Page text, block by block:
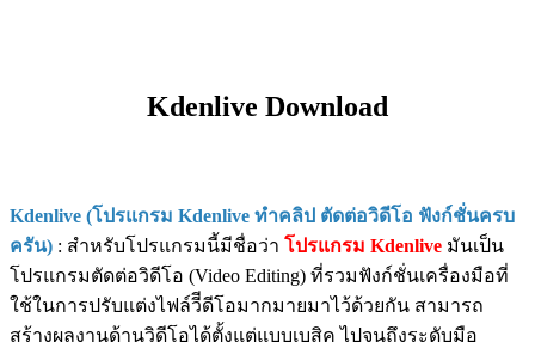
Kdenlive Download
Kdenlive (โปรแกรม Kdenlive ทำคลิป ตัดต่อวิดีโอ ฟังก์ชั่นครบ
ครัน) : สำหรับโปรแกรมนี้มีชื่อว่า โปรแกรม Kdenlive มันเป็น
โปรแกรมตัดต่อวิดีโอ (Video Editing) ที่รวมฟังก์ชั่นเครื่องมือที่
ใช้ในการปรับแต่งไฟล์วีีดีโอมากมายมาไว้ด้วยกัน สามารถ
สร้างผลงานด้านวิดีโอได้ตั้งแต่แบบเบสิค ไปจนถึงระดับมือ